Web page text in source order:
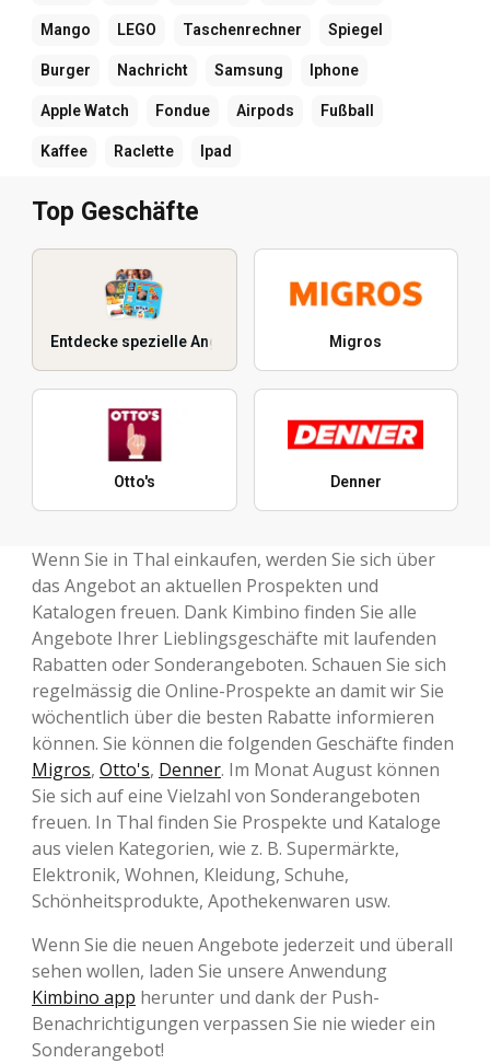
Mango LEGO Taschenrechner Spiegel
Burger Nachricht Samsung Iphone
Apple Watch Fondue Airpods Fußball
Kaffee Raclette Ipad
Top Geschäfte
Entdecke spezielle Angebote Migros
Otto's Denner
Wenn Sie in Thal einkaufen, werden Sie sich über
das Angebot an aktuellen Prospekten und
Katalogen freuen. Dank Kimbino finden Sie alle
Angebote Ihrer Lieblingsgeschäfte mit laufenden
Rabatten oder Sonderangeboten. Schauen Sie sich
regelmässig die Online-Prospekte an damit wir Sie
wöchentlich über die besten Rabatte informieren
können. Sie können die folgenden Geschäfte finden
Migros, Otto's, Denner. Im Monat August können
Sie sich auf eine Vielzahl von Sonderangeboten
freuen. In Thal finden Sie Prospekte und Kataloge
aus vielen Kategorien, wie z. B. Supermärkte,
Elektronik, Wohnen, Kleidung, Schuhe,
Schönheitsprodukte, Apothekenwaren usw.
Wenn Sie die neuen Angebote jederzeit und überall
sehen wollen, laden Sie unsere Anwendung
Kimbino app herunter und dank der Push-
Benachrichtigungen verpassen Sie nie wieder ein
Sonderangebot!